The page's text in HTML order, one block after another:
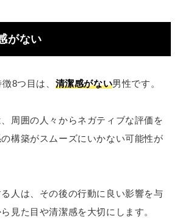
がない
8つ目は、 清潔感がない男性です。
周囲の人々からネガティブな評価を
構築がスムーズにいかない可能性が
人は、その後の行動に良い影響を与
見た目や清潔感を大切にします。